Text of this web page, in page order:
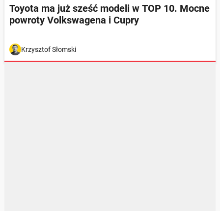
Toyota ma już sześć modeli w TOP 10. Mocne
powroty Volkswagena i Cupry
Krzysztof Słomski